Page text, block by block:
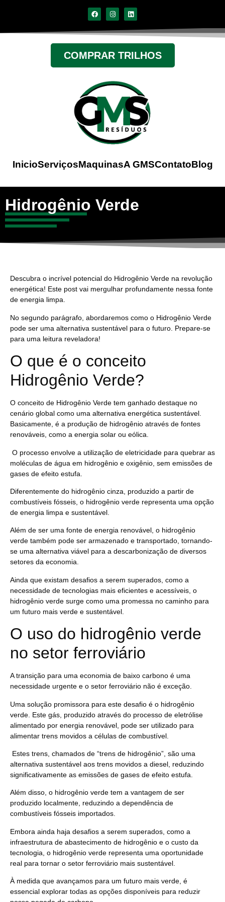
COMPRAR TRILHOS
InicioServiçosMaquinasA GMSContatoBlog
Hidrogênio Verde
Descubra o incrível potencial do Hidrogênio Verde na revolução
energética! Este post vai mergulhar profundamente nessa fonte
de energia limpa.
No segundo parágrafo, abordaremos como o Hidrogênio Verde
pode ser uma alternativa sustentável para o futuro. Prepare-se
para uma leitura reveladora!
O que é o conceito
Hidrogênio Verde?
O conceito de Hidrogênio Verde tem ganhado destaque no
cenário global como uma alternativa energética sustentável.
Basicamente, é a produção de hidrogênio através de fontes
renováveis, como a energia solar ou eólica.
O processo envolve a utilização de eletricidade para quebrar as
moléculas de água em hidrogênio e oxigênio, sem emissões de
gases de efeito estufa.
Diferentemente do hidrogênio cinza, produzido a partir de
combustíveis fósseis, o hidrogênio verde representa uma opção
de energia limpa e sustentável.
Além de ser uma fonte de energia renovável, o hidrogênio
verde também pode ser armazenado e transportado, tornando-
se uma alternativa viável para a descarbonização de diversos
setores da economia.
Ainda que existam desafios a serem superados, como a
necessidade de tecnologias mais eficientes e acessíveis, o
hidrogênio verde surge como uma promessa no caminho para
um futuro mais verde e sustentável.
O uso do hidrogênio verde
no setor ferroviário
A transição para uma economia de baixo carbono é uma
necessidade urgente e o setor ferroviário não é exceção.
Uma solução promissora para este desafio é o hidrogênio
verde . Este gás, produzido através do processo de eletrólise
alimentado por energia renovável, pode ser utilizado para
alimentar trens movidos a células de combustível.
Estes trens, chamados de “trens de hidrogênio”, são uma
alternativa sustentável aos trens movidos a diesel, reduzindo
significativamente as emissões de gases de efeito estufa.
Além disso, o hidrogênio verde tem a vantagem de ser
produzido localmente, reduzindo a dependência de
combustíveis fósseis importados.
Embora ainda haja desafios a serem superados, como a
infraestrutura de abastecimento de hidrogênio e o custo da
tecnologia, o hidrogênio verde representa uma oportunidade
real para tornar o setor ferroviário mais sustentável.
À medida que avançamos para um futuro mais verde, é
essencial explorar todas as opções disponíveis para reduzir